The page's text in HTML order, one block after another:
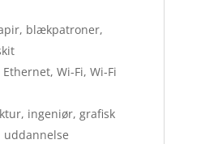
blækpatroner,
Wi-Fi, Wi-Fi
ingeniør, grafisk
uddannelse